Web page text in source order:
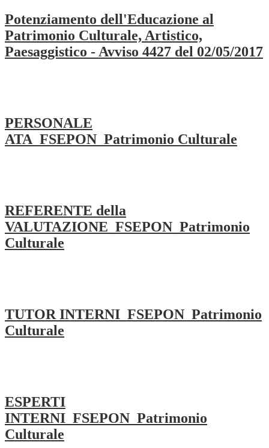
Potenziamento dell'Educazione al
Patrimonio Culturale, Artistico,
Paesaggistico - Avviso 4427 del 02/05/2017
PERSONALE
ATA_FSEPON_Patrimonio Culturale
REFERENTE della
VALUTAZIONE_FSEPON_Patrimonio
Culturale
TUTOR INTERNI_FSEPON_Patrimonio
Culturale
ESPERTI
INTERNI_FSEPON_Patrimonio
Culturale